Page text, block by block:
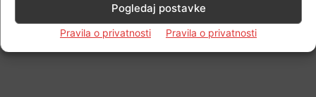
Pogledaj postavke
Pravila o privatnosti Pravila o privatnosti